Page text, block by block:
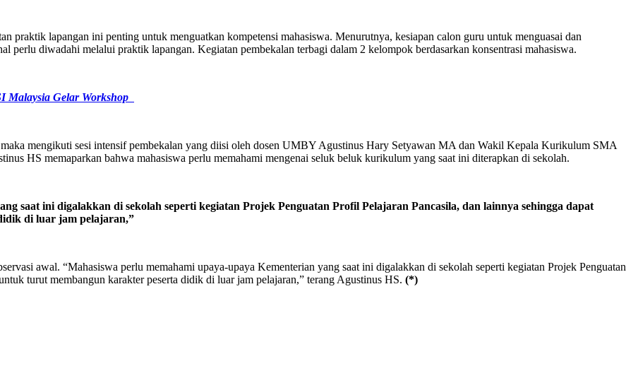
lapangan ini penting untuk menguatkan kompetensi mahasiswa. Menurutnya, kesiapan calon guru untuk menguasai dan
perlu diwadahi melalui praktik lapangan. Kegiatan pembekalan terbagi dalam 2 kelompok berdasarkan konsentrasi mahasiswa.
Malaysia Gelar Workshop
mengikuti sesi intensif pembekalan yang diisi oleh dosen UMBY Agustinus Hary Setyawan MA dan Wakil Kepala Kurikulum SMA
HS memaparkan bahwa mahasiswa perlu memahami mengenai seluk beluk kurikulum yang saat ini diterapkan di sekolah.
saat ini digalakkan di sekolah seperti kegiatan Projek Penguatan Profil Pelajaran Pancasila, dan lainnya sehingga dapat
di luar jam pelajaran,”
awal. “Mahasiswa perlu memahami upaya-upaya Kementerian yang saat ini digalakkan di sekolah seperti kegiatan Projek Penguatan
turut membangun karakter peserta didik di luar jam pelajaran,” terang Agustinus HS. (*)